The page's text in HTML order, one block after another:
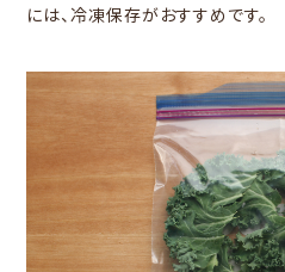
には、冷凍保存がおすすめです。